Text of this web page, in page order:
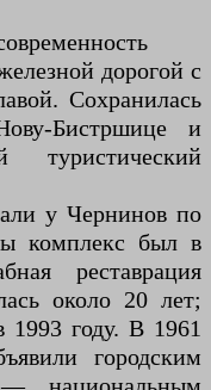
дорогой с
Сохранилась
Бистршице и
у Чернинов по
комплекс был в
реставрация
около 20 лет;
1993 году. В 1961
городским